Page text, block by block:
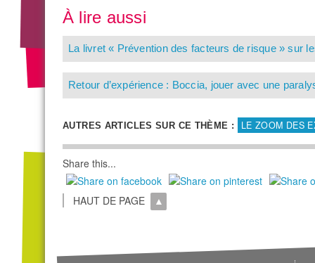
À lire aussi
La livret « Prévention des facteurs de risque » sur
Retour d’expérience : Boccia, jouer avec une
AUTRES ARTICLES SUR CE THÈME : LE ZOOM DES
Share this...
HAUT DE PAGE